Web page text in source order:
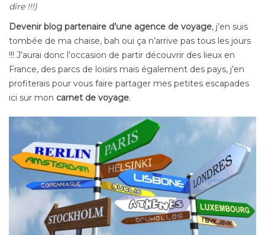
dire !!!)
Devenir blog partenaire d’une agence de voyage, j’en suis
tombée de ma chaise, bah oui ça n’arrive pas tous les jours
!!! J’aurai donc l’occasion de partir découvrir des lieux en
France, des parcs de loisirs mais également des pays, j’en
profiterais pour vous faire partager mes petites escapades
ici sur mon carnet de voyage.